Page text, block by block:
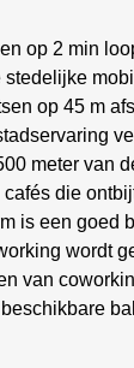
op 2 min
op 45 m
meter van
die
is een goed
wordt
van